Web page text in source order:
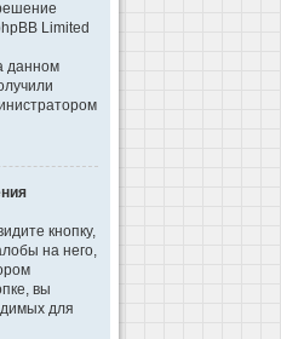
Limited
данном
кнопку,
на него,
вы
для